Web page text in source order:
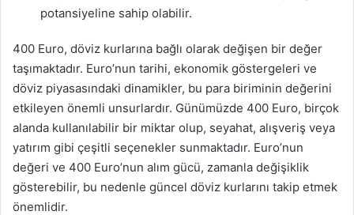
potansiyeline sahip olabilir.
400 Euro, döviz kurlarına bağlı olarak değişen bir değer
taşımaktadır. Euro’nun tarihi, ekonomik göstergeleri ve
döviz piyasasındaki dinamikler, bu para biriminin değerini
etkileyen önemli unsurlardır. Günümüzde 400 Euro, birçok
alanda kullanılabilir bir miktar olup, seyahat, alışveriş veya
yatırım gibi çeşitli seçenekler sunmaktadır. Euro’nun
değeri ve 400 Euro’nun alım gücü, zamanla değişiklik
gösterebilir, bu nedenle güncel döviz kurlarını takip etmek
önemlidir.